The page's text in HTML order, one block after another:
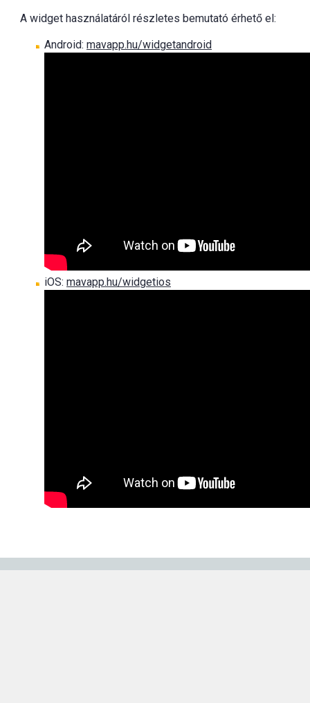
A widget használatáról részletes bemutató érhető el:
Android: mavapp.hu/widgetandroid
iOS: mavapp.hu/widgetios